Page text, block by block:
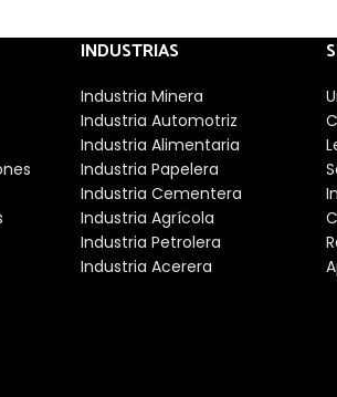
por
cónicos, rodillos
doble hilera. Los
desplazamiento
que se unen a él.
de tipos
aspectos
los
la velocidad.
cónicas y rodillos
diseño les
cargas axiales
INDUSTRIAS
Industria Minera
Industria Automotriz
Industria Alimentaria
Industria Papelera
Industria Cementera
Industria Agrícola
Industria Petrolera
Industria Acerera